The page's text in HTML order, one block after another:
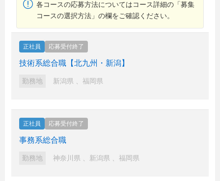
各コースの応募方法についてはコース詳細の「募集
コースの選択方法」の欄をご確認ください。
正社員 応募受付終了
技術系総合職【北九州・新潟】
勤務地 新潟県 福岡県
正社員 応募受付終了
事務系総合職
勤務地 神奈川県 新潟県 福岡県